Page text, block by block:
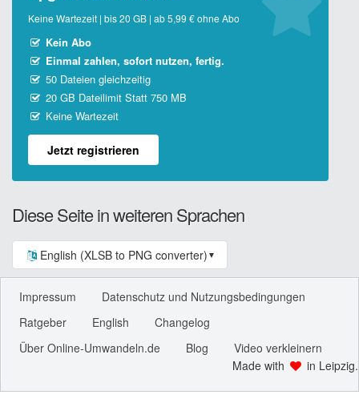
Keine Wartezeit | bis 20 GB | ab 5,99 € ohne Abo
Kein Abo
Einmal zahlen, sofort nutzen, fertig.
50 Dateien gleichzeitig
20 GB Dateilimit Statt 750 MB
Keine Wartezeit
Jetzt registrieren
Diese Seite in weiteren Sprachen
English (XLSB to PNG converter) ▼
Impressum
Datenschutz und Nutzungsbedingungen
Ratgeber
English
Changelog
Über Online-Umwandeln.de
Blog
Video verkleinern
Made with
in Leipzig.